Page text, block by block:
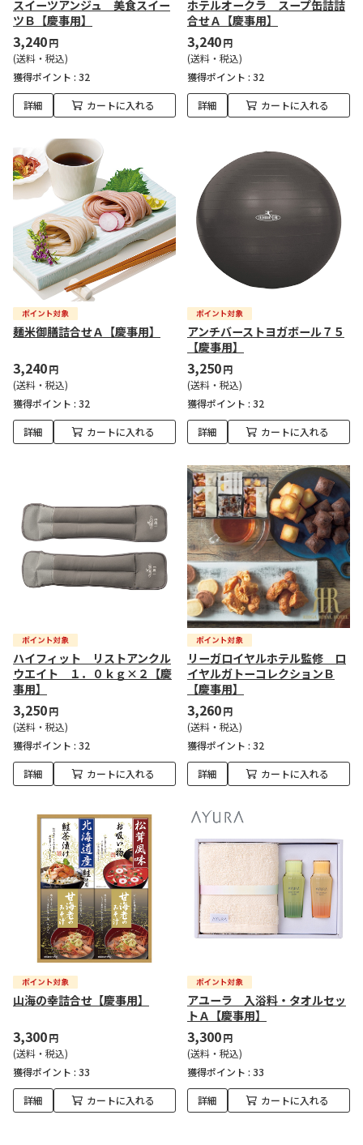
スイーツアンジュ 美食スイー
ツＢ【慶事用】
3,240円
(送料・税込)
獲得ポイント : 32
詳細 カートに入れる
ホテルオークラ スープ缶詰詰
合せＡ【慶事用】
3,240円
(送料・税込)
獲得ポイント : 32
詳細 カートに入れる
麺米御膳詰合せＡ【慶事用】
3,240円
(送料・税込)
獲得ポイント : 32
詳細 カートに入れる
アンチバーストヨガボール７５
【慶事用】
3,250円
(送料・税込)
獲得ポイント : 32
詳細 カートに入れる
ハイフィット リストアンクル
ウエイト １．０ｋｇ×２【慶
事用】
3,250円
(送料・税込)
獲得ポイント : 32
詳細 カートに入れる
リーガロイヤルホテル監修 ロ
イヤルガトーコレクションＢ
【慶事用】
3,260円
(送料・税込)
獲得ポイント : 32
詳細 カートに入れる
山海の幸詰合せ【慶事用】
3,300円
(送料・税込)
獲得ポイント : 33
詳細 カートに入れる
アユーラ 入浴料・タオルセッ
トＡ【慶事用】
3,300円
(送料・税込)
獲得ポイント : 33
詳細 カートに入れる